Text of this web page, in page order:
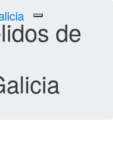
Toggle
navigation